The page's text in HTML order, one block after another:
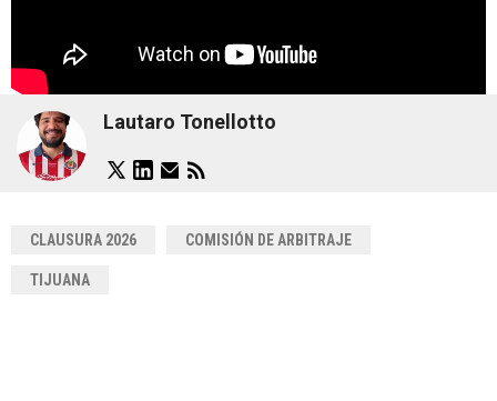
Lautaro Tonellotto
CLAUSURA 2026 COMISIÓN DE ARBITRAJE
TIJUANA